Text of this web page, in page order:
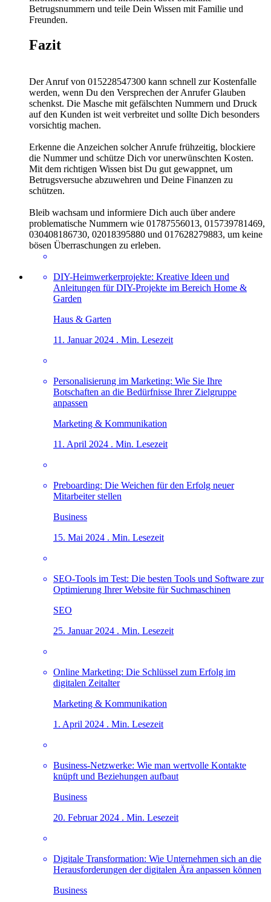
Betrugsnummern und teile Dein Wissen mit Familie und
Freunden.
Fazit
Der Anruf von 015228547300 kann schnell zur Kostenfalle
werden, wenn Du den Versprechen der Anrufer Glauben
schenkst. Die Masche mit gefälschten Nummern und Druck
auf den Kunden ist weit verbreitet und sollte Dich besonders
vorsichtig machen.
Erkenne die Anzeichen solcher Anrufe frühzeitig, blockiere
die Nummer und schütze Dich vor unerwünschten Kosten.
Mit dem richtigen Wissen bist Du gut gewappnet, um
Betrugsversuche abzuwehren und Deine Finanzen zu
schützen.
Bleib wachsam und informiere Dich auch über andere
problematische Nummern wie 01787556013, 015739781469,
030408186730, 02018395880 und 017628279883, um keine
bösen Überraschungen zu erleben.
DIY-Heimwerkerprojekte: Kreative Ideen und
Anleitungen für DIY-Projekte im Bereich Home &
Garden
Haus & Garten
11. Januar 2024 . Min. Lesezeit
Personalisierung im Marketing: Wie Sie Ihre
Botschaften an die Bedürfnisse Ihrer Zielgruppe
anpassen
Marketing & Kommunikation
11. April 2024 . Min. Lesezeit
Preboarding: Die Weichen für den Erfolg neuer
Mitarbeiter stellen
Business
15. Mai 2024 . Min. Lesezeit
SEO-Tools im Test: Die besten Tools und Software zur
Optimierung Ihrer Website für Suchmaschinen
SEO
25. Januar 2024 . Min. Lesezeit
Online Marketing: Die Schlüssel zum Erfolg im
digitalen Zeitalter
Marketing & Kommunikation
1. April 2024 . Min. Lesezeit
Business-Netzwerke: Wie man wertvolle Kontakte
knüpft und Beziehungen aufbaut
Business
20. Februar 2024 . Min. Lesezeit
Digitale Transformation: Wie Unternehmen sich an die
Herausforderungen der digitalen Ära anpassen können
Business